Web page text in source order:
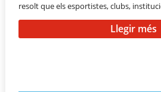
resolt que els esportistes, clubs,
Llegir més